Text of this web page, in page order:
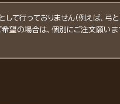
て行っておりません（例えば、弓
希望の場合は、個別にご注文願い